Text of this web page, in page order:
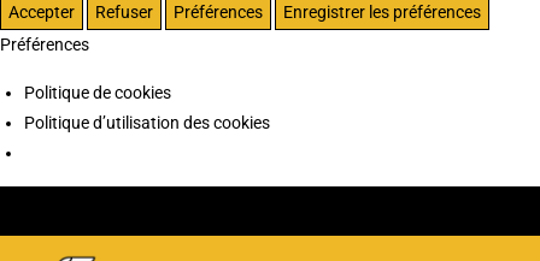
Accepter Refuser Préférences
Enregistrer les préférences
Préférences
Politique de cookies
Politique d’utilisation des cookies